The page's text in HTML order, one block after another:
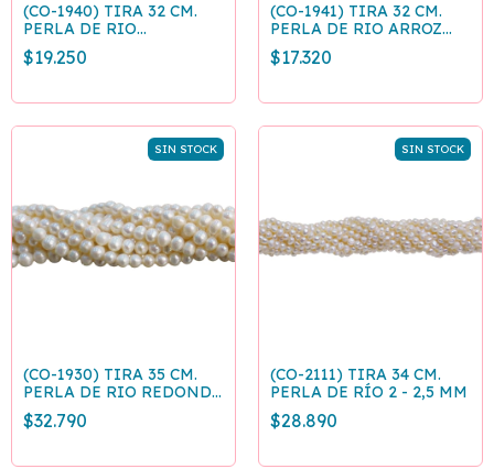
(CO-1940) TIRA 32 CM.
PERLA DE RIO
IRREGULAR 7 MM
$19.250
(CO-1941) TIRA 32 CM.
PERLA DE RIO ARROZ
7x9MM
$17.320
SIN STOCK
(CO-1930) TIRA 35 CM.
PERLA DE RIO REDONDA
IRREGULAR 6-7mm
$32.790
SIN STOCK
(CO-2111) TIRA 34 CM.
PERLA DE RÍO 2 - 2,5 MM
$28.890